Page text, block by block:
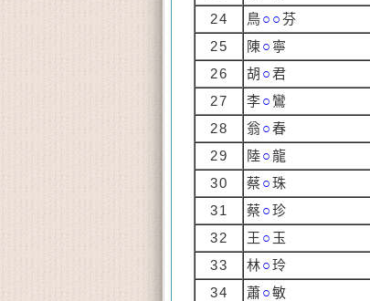
24 鳥○○芬
25 陳○ 寧
26 胡 ○君
27 李○ 鸞
28 翁○春
29 陸○龍
30 蔡○珠
31 蔡○珍
32 王 ○ 玉
33 林○玲
34 蕭○敏